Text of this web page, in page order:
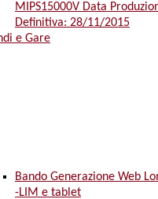
MIPS15000V Data
Definitiva: 28/11/2015
e Gare
Bando Generazione Web
-LIM e tablet